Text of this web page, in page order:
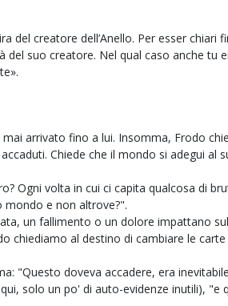
del creatore dell’Anello. Per esser
del suo creatore. Nel qual caso anche tu
arrivato fino a lui. Insomma, Frodo
Chiede che il mondo si adegui al
Ogni volta in cui ci capita qualcosa di
mondo e non altrove?".
un fallimento o un dolore impattano
chiediamo al destino di cambiare le
"Questo doveva accadere, era
solo un po' di auto-evidenze inutili), "e